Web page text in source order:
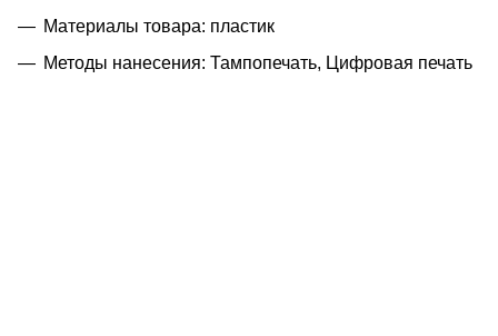
Материалы товара: пластик
Методы нанесения: Тампопечать, Цифровая печать